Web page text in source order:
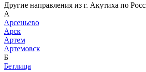
Другие направления из г. Акутиха по
А
Арсеньево
Арск
Артем
Артемовск
Б
Бетлица